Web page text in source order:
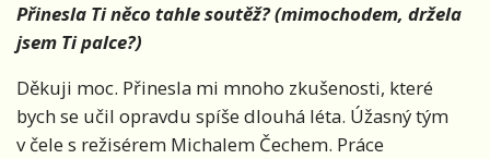
Přinesla Ti něco tahle soutěž? (mimochodem, držela
jsem Ti palce?)
Děkuji moc. Přinesla mi mnoho zkušenosti, které
bych se učil opravdu spíše dlouhá léta. Úžasný tým
v čele s režisérem Michalem Čechem. Práce